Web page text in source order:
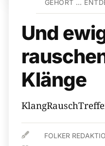
GEHÖRT …
Und
Klänge
 FOLKER